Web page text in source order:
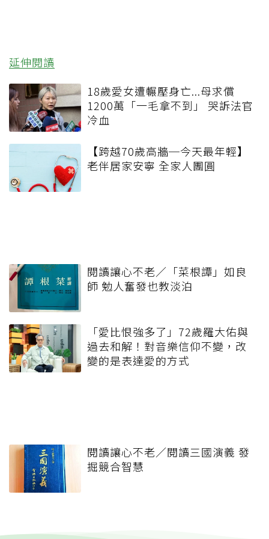
延伸閱讀
18歲愛女遭輾壓身亡...母求償
1200萬「一毛拿不到」 哭訴法官
冷血
【跨越70歲高牆─今天最年輕】
老伴居家安寧 全家人團圓
閱讀讓心不老／「菜根譚」如良
師 勉人奮發也教淡泊
「愛比恨強多了」72歲羅大佑與
過去和解！對音樂信仰不變，改
變的是表達愛的方式
閱讀讓心不老／閱讀三國演義 發
掘競合智慧